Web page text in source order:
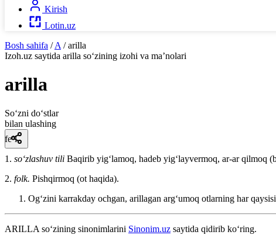
Kirish
Lotin.uz
Bosh sahifa / A / arilla
Izoh.uz saytida arilla so‘zining izohi va ma’nolari
arilla
So‘zni do‘stlar
bilan ulashing
fe’l
1. so‘zlashuv tili Baqirib yigʻlamoq, hadeb yigʻlayvermoq, ar-ar qilmoq
2. folk. Pishqirmoq (ot haqida).
Ogʻzini karrakday ochgan, arillagan argʻumoq otlarning har
ARILLA so‘zining sinonimlarini Sinonim.uz saytida qidirib ko‘ring.